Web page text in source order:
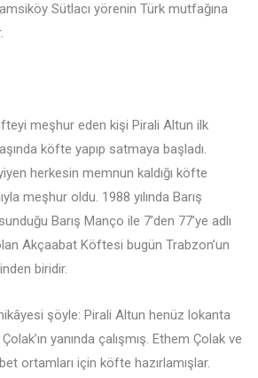
Sütlacı yörenin Türk mutfağına
meşhur eden kişi Pirali Altun ilk
köfte yapıp satmaya başladı.
herkesin memnun kaldığı köfte
meşhur oldu. 1988 yılında Barış
Barış Manço ile 7’den 77’ye adlı
Akçaabat Köftesi bugün Trabzon’un
biridir.
şöyle: Pirali Altun henüz lokanta
yanında çalışmış. Ethem Çolak ve
ortamları için köfte hazırlamışlar.